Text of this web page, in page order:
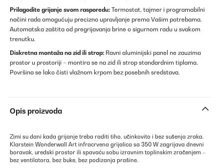
Prilagodite grijanje svom rasporedu: Termostat, tajmer i programabilni
načini rada omogućuju precizno upravljanje prema Vašim potrebama.
Automatska zaštita od pregrijavanja brine o sigurnom radu u svakom
trenutku.
Diskretna montaža na zid ili strop: Ravni aluminijski panel ne zauzima
prostor u prostoriji – montira se na zid ili strop standardnim tiplama.
Površina se lako čisti vlažnom krpom bez posebnih sredstava.
Opis proizvoda
Zimi su dani kada grijanje treba raditi tiho, učinkovito i bez sušenja zraka.
Klarstein Wonderwall Art infracrvena grijalica sa 350 W zagrijava dnevni
boravak, uredski prostor ili spavaću sobu izravnim toplinskim zračenjem –
bez ventilatora, bez buke, bez podizanja prašine.